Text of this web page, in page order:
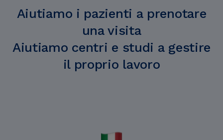
Aiutiamo i pazienti a prenotare
una visita
Aiutiamo centri e studi a gestire
il proprio lavoro